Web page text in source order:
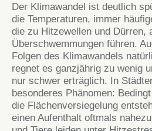
Der Klimawandel ist deutlich
die Temperaturen, immer
die zu Hitzewellen und Dürren,
Überschwemmungen führen.
Folgen des Klimawandels
regnet es ganzjährig zu wenig
nur schwer erträglich. In
besonderes Phänomen:
die Flächenversiegelung
einen Aufenthalt oftmals